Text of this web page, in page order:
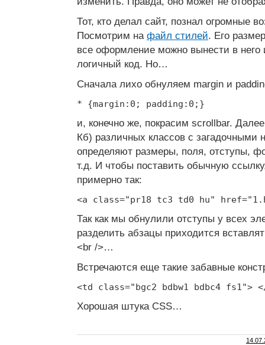
Тот, кто делал сайт, познал огромные
Посмотрим на файл стилей. Его
все оформление можно вынести в него
логичный код. Но…
Сначала лихо обнуляем margin и
* {margin:0; padding:0;}
и, конечно же, покрасим scrollbar.
Кб) различных классов с загадочными
определяют размеры, поля, отступы,
т.д. И чтобы поставить обычную
примерно так:
<a class="pr18 tc3 td0 hu"
Так как мы обнулили отступы у всех
разделить абзацы приходится
<br />…
Встречаются еще такие забавные
<td class="bgc2 bdbw1 bdbc4 fs1">
Хорошая штука CSS…